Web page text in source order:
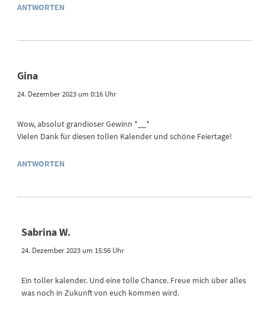
ANTWORTEN
Gina
24. Dezember 2023 um 0:16 Uhr
Wow, absolut grandioser Gewinn *__*
Vielen Dank für diesen tollen Kalender und schöne Feiertage!
ANTWORTEN
Sabrina W.
24. Dezember 2023 um 15:56 Uhr
Ein toller kalender. Und eine tolle Chance. Freue mich über alles
was noch in Zukunft von euch kommen wird.